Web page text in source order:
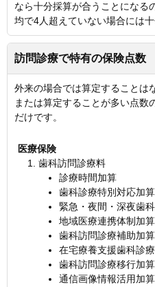
なら十分採算が合うことになる
均で4人超えていない場合には
訪問診療で特有の保険点数
外来の場合では算定することは
または算定することが多い点数
だけです。
医療保険
歯科訪問診療料
診療時間加算
歯科診療特別対応加算
緊急・夜間・深夜歯
地域医療連携体制加算
歯科訪問診療補助加算
在宅療養支援歯科診
歯科訪問診療移行加算
通信画像情報活用加算